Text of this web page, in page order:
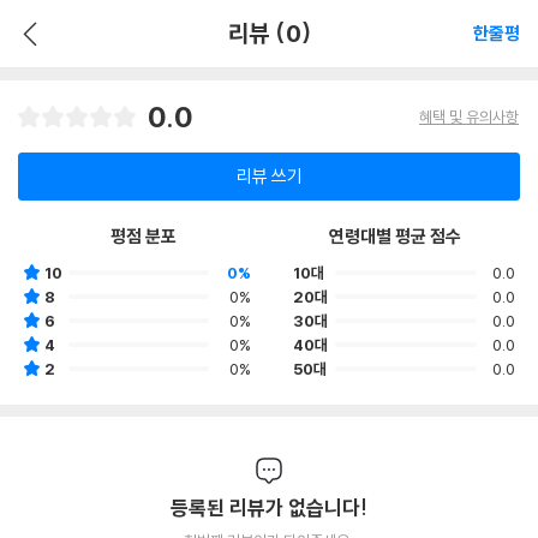
리뷰 (0) 한줄평
0.0 혜택 및 유의사항
리뷰 쓰기
평점 분포
10
0%
8
0%
6
0%
4
0%
2
0%
연령대별 평균 점수
10대
0.0
20대
0.0
30대
0.0
40대
0.0
50대
0.0
등록된 리뷰가 없습니다!